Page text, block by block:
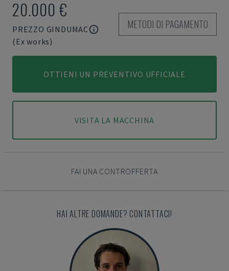
20.000 €
PREZZO GINDUMAC
(Ex works)
METODI DI PAGAMENTO
OTTIENI UN PREVENTIVO UFFICIALE
VISITA LA MACCHINA
FAI UNA CONTROFFERTA
HAI ALTRE DOMANDE? CONTATTACI!